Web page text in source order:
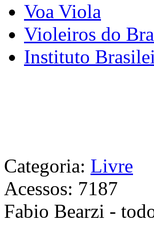
Voa Viola
Violeiros do
Instituto
Categoria: Livre
Acessos: 7187
Fabio Bearzi -